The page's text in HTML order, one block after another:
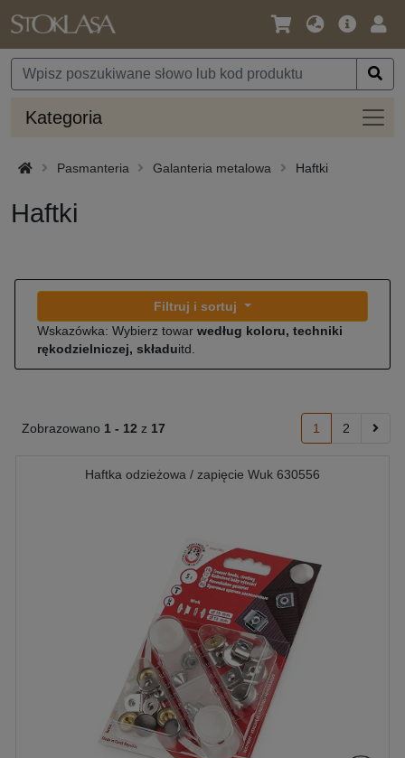
Język
Waluta
Oferta
Kategoria
Pasmanteria Galanteria metalowa Haftki
Haftki
Filtruj i sortuj
Wskazówka: Wybierz towar według koloru, techniki
rękodzielniczej, składuitd.
Zobrazowano 1 - 12 z 17 1 2
Haftka odzieżowa / zapięcie Wuk 630556